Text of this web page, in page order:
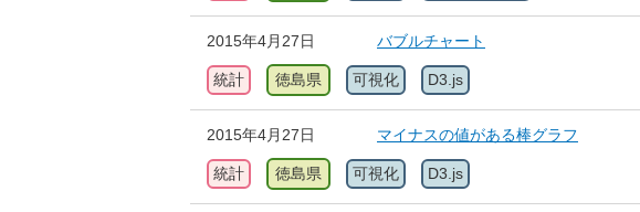
2015年4月27日 バブルチャート
統計 徳島県 可視化 D3.js
2015年4月27日 マイナスの値がある棒グラフ
統計 徳島県 可視化 D3.js